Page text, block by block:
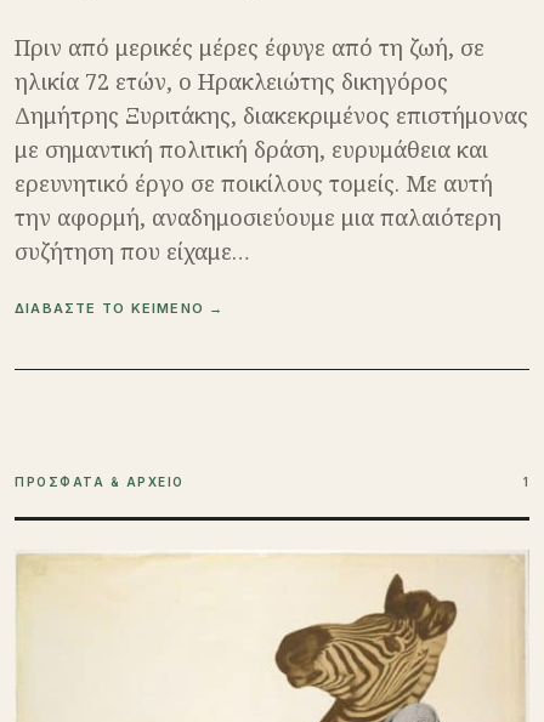
Πριν από μερικές μέρες έφυγε από τη ζωή, σε
ηλικία 72 ετών, ο Ηρακλειώτης δικηγόρος
Δημήτρης Ξυριτάκης, διακεκριμένος επιστήμονας
με σημαντική πολιτική δράση, ευρυμάθεια και
ερευνητικό έργο σε ποικίλους τομείς. Με αυτή
την αφορμή, αναδημοσιεύουμε μια παλαιότερη
συζήτηση που είχαμε…
ΔΙΑΒΑΣΤΕ ΤΟ ΚΕΙΜΕΝΟ →
ΠΡΟΣΦΑΤΑ & ΑΡΧΕΙΟ 1